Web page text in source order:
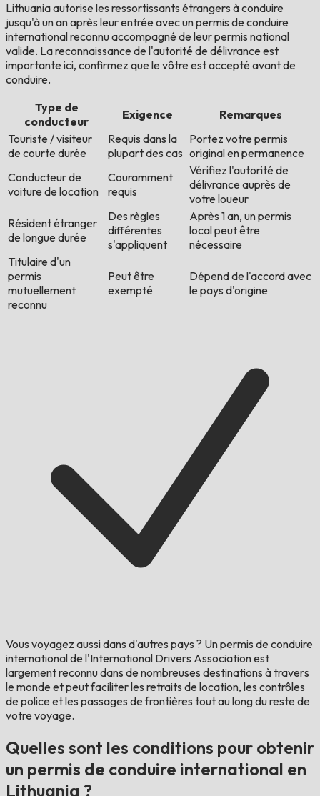
Lithuania autorise les ressortissants étrangers à conduire
jusqu'à un an après leur entrée avec un permis de conduire
international reconnu accompagné de leur permis national
valide. La reconnaissance de l'autorité de délivrance est
importante ici, confirmez que le vôtre est accepté avant de
conduire.
Type de
conducteur
Exigence
Remarques
Touriste / visiteur
de courte durée
Requis dans la
plupart des cas
Portez votre permis
original en permanence
Conducteur de
voiture de location
Couramment
requis
Vérifiez l'autorité de
délivrance auprès de
votre loueur
Résident étranger
de longue durée
Des règles
différentes
s'appliquent
Après 1 an, un permis
local peut être
nécessaire
Titulaire d'un
permis
mutuellement
reconnu
Peut être
exempté
Dépend de l'accord avec
le pays d'origine
Vous voyagez aussi dans d'autres pays ? Un permis de conduire
international de l'International Drivers Association est
largement reconnu dans de nombreuses destinations à travers
le monde et peut faciliter les retraits de location, les contrôles
de police et les passages de frontières tout au long du reste de
votre voyage.
Quelles sont les conditions pour obtenir
un permis de conduire international en
Lithuania ?